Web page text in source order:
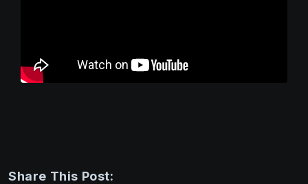
Share This Post: